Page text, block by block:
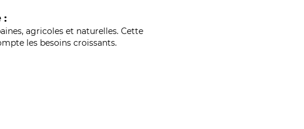
:
agricoles et naturelles. Cette
les besoins croissants.